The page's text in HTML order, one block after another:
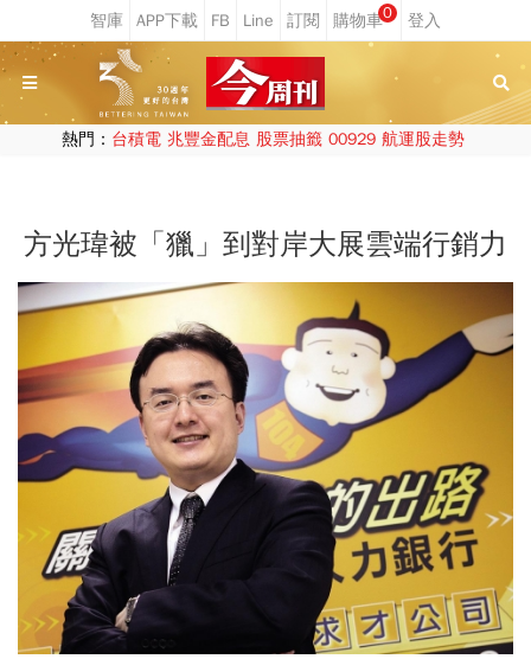
0
熱門： 台積電 兆豐金配息 股票抽籤 00929 航運股走勢
方光瑋被「獵」到對岸大展雲端行銷力